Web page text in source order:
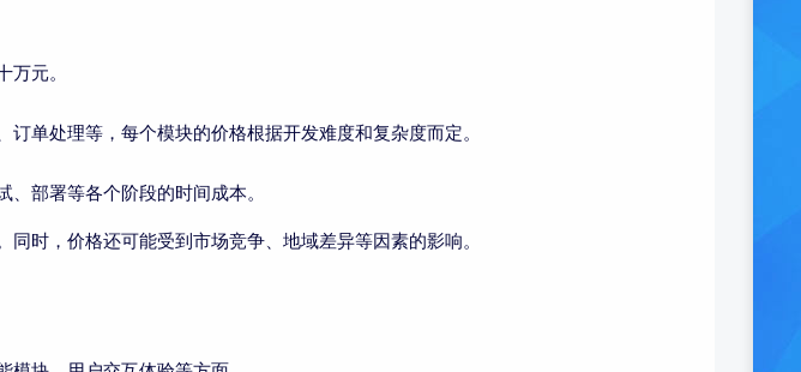
元。
单处理等，每个模块的价格根据开发难度和复杂度而定。
部署等各个阶段的时间成本。
时，价格还可能受到市场竞争、地域差异等因素的影响。